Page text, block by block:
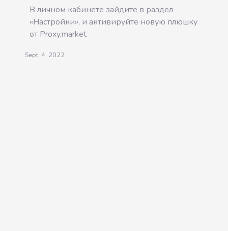
В личном кабинете зайдите в раздел
«Настройки», и активируйте новую плюшку
от Proxy.market
Sept. 4, 2022